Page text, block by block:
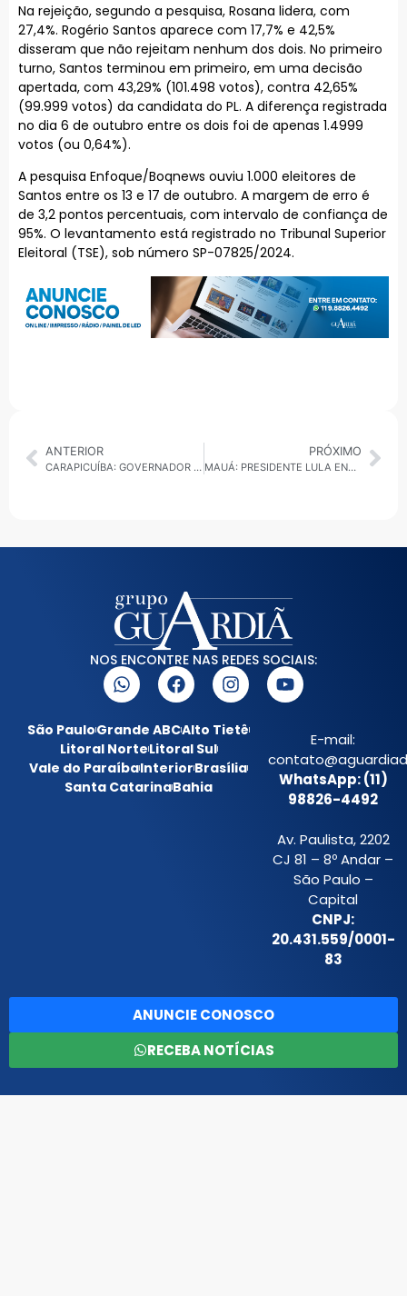
Na rejeição, segundo a pesquisa, Rosana lidera, com
27,4%. Rogério Santos aparece com 17,7% e 42,5%
disseram que não rejeitam nenhum dos dois. No primeiro
turno, Santos terminou em primeiro, em uma decisão
apertada, com 43,29% (101.498 votos), contra 42,65%
(99.999 votos) da candidata do PL. A diferença registrada
no dia 6 de outubro entre os dois foi de apenas 1.4999
votos (ou 0,64%).
A pesquisa Enfoque/Boqnews ouviu 1.000 eleitores de
Santos entre os 13 e 17 de outubro. A margem de erro é
de 3,2 pontos percentuais, com intervalo de confiança de
95%. O levantamento está registrado no Tribunal Superior
Eleitoral (TSE), sob número SP-07825/2024.
ANTERIOR
CARAPICUÍBA: GOVERNADOR TARCÍSIO DE FREITAS ENTREGA VIADUTO E TRECHO DO CORREDOR METROPOLITANO
PRÓXIMO
MAUÁ: PRESIDENTE LULA ENCERRA SEU RETORNO AO ABC PROMETENDO ATENDER A PROJETOS DE MARCELO OLIVEIRA
NOS ENCONTRE NAS REDES SOCIAIS:
São PauloGrande ABCAlto Tietê
Litoral NorteLitoral Sul
Vale do ParaíbaInteriorBrasília
Santa CatarinaBahia
E-mail:
WhatsApp: (11)
98826-4492
Av. Paulista, 2202
CJ 81 – 8º Andar –
São Paulo –
Capital
CNPJ:
20.431.559/0001-
83
ANUNCIE CONOSCO
RECEBA NOTÍCIAS